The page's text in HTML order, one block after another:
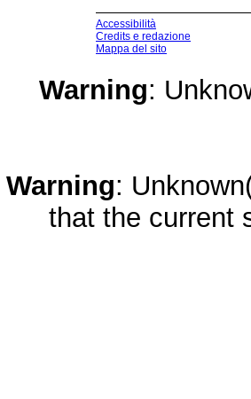
Accessibilità
Credits e redazione
Mappa del sito
Warning:
Warning:
that the current